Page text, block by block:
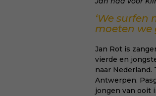
‘We surfen
moeten we
Jan Rot is
vierde en
naar
Antwerpen.
jongen van ooit